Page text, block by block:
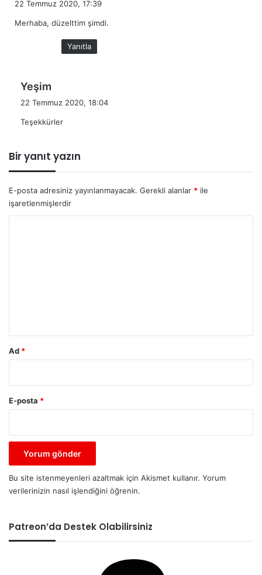
i
k
i
22 Temmuz 2020, 17:39
Merhaba, düzelttim şimdi.
Yanıtla
Yeşim
i
22 Temmuz 2020, 18:04
Teşekkürler
Bir yanıt yazın
E-posta adresiniz yayınlanmayacak. Gerekli alanlar * ile
işaretlenmişlerdir
Ad *
E-posta *
Bu site istenmeyenleri azaltmak için Akismet kullanır. Yorum
verilerinizin nasıl işlendiğini öğrenin.
Patreon’da Destek Olabilirsiniz